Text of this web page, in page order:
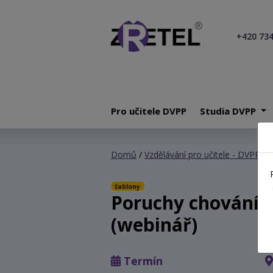
+420
Pro učitele DVPP Studia DVPP
Domů / Vzdělávání pro učitele - DVPP/
šablony
Poruchy chování
(webinář)
Termín